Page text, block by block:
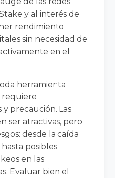
y al interés de
rendimiento
sin necesidad de
en el
herramienta
requiere
y precaución. Las
ser atractivas, pero
desde la caída
posibles
en las
Evaluar bien el